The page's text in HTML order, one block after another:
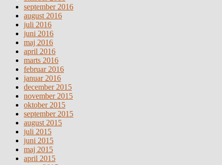
september 2016
august 2016
juli 2016
juni 2016
maj 2016
april 2016
marts 2016
februar 2016
januar 2016
december 2015
november 2015
oktober 2015
september 2015
august 2015
juli 2015
juni 2015
maj 2015
april 2015